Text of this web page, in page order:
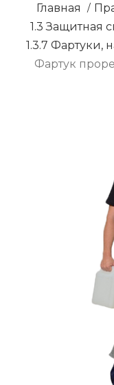
Главная /
1.3 Защитная
1.3.7 Фартуки,
Фартук